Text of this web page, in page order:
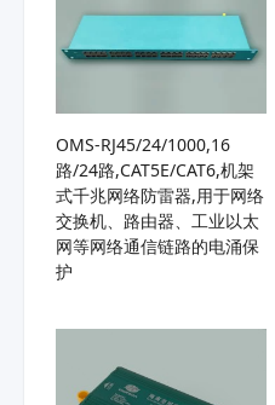
OMS-RJ45/24/1000,16
路/24路,CAT5E/CAT6,机架
式千兆网络防雷器,用于网络
交换机、路由器、工业以太
网等网络通信链路的电涌保
护